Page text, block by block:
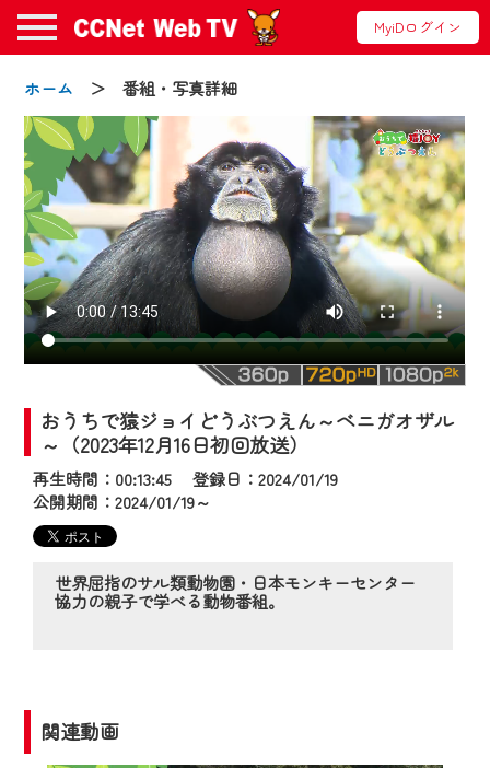
MyiDログイン
ホーム ＞ 番組・写真詳細
おうちで猿ジョイどうぶつえん～ベニガオザル
～（2023年12月16日初回放送）
再生時間：00:13:45 登録日：2024/01/19
公開期間：2024/01/19～
世界屈指のサル類動物園・日本モンキーセンター
協力の親子で学べる動物番組。
関連動画
お知らせ
2024/09/02
動画配信サービス『CCNet Web TV』は2024
年9月24日からリニューアルします！
【変更点】
◆デザイン変更により、お住まいの地域
の動画コンテンツが一目瞭然。
◆当社アプリやＰＣブラウザから、いつ
でも・どこでも・外出先でも！
CCNetサービスエリア20市町の地域情報
番組をご視聴いただけます！
ビス向上のため、